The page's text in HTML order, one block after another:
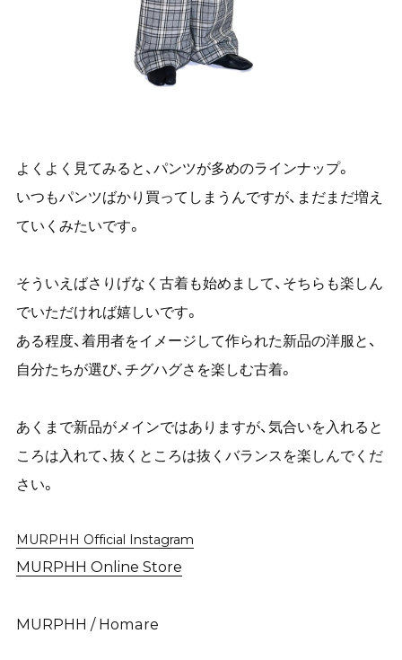
よくよく見てみると、パンツが多めのラインナップ。
いつもパンツばかり買ってしまうんですが、まだまだ増え
ていくみたいです。
そういえばさりげなく古着も始めまして、そちらも楽しん
でいただければ嬉しいです。
ある程度、着用者をイメージして作られた新品の洋服と、
自分たちが選び、チグハグさを楽しむ古着。
あくまで新品がメインではありますが、気合いを入れると
ころは入れて、抜くところは抜くバランスを楽しんでくだ
さい。
MURPHH Official Instagram
MURPHH Online Store
MURPHH / Homare